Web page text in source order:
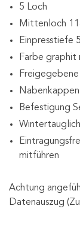
5 Loch
Mittenloch
Einpresstiefe
Farbe graphit
Befestigung
Wintertauglich
mitführen
Achtung
Datenauszug